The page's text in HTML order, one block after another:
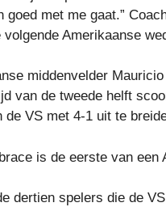
goed met me gaat.”
Amerikaanse
middenvelder
van de tweede helft
de VS met 4-1 uit te
is de eerste van
dertien spelers die de